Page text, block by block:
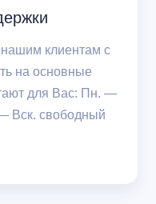
клиентам с
на основные
для Вас: Пн. —
Вск. свободный